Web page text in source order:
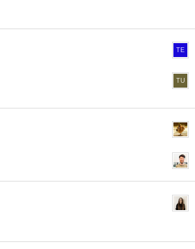
i
t
r
ä
g
e
z
t
e
B
e
i
t
r
ä
g
e
L
e
t
z
t
e
B
e
i
t
r
ä
e
L
e
t
z
t
e
B
i
L
e
z